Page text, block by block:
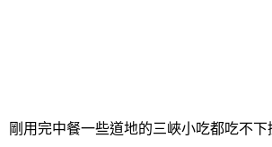
剛用完中餐一些道地的三峽小吃都吃不下